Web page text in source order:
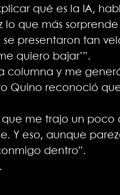
qué es la IA,
lo que más
se presentaron tan
quiero bajar’”.
columna y me
Quino reconoció
que me trajo un
Y eso, aunque
dentro”.
.